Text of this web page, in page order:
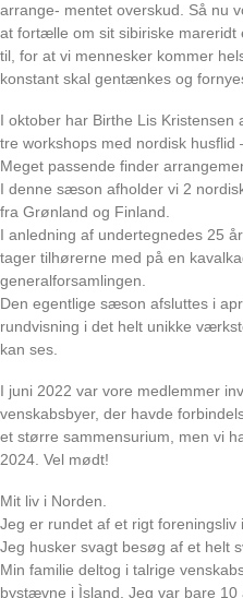
arrange- mentet overskud. Så nu
at fortælle om sit sibiriske
til, for at vi mennesker kommer
konstant skal gentænkes og
I oktober har Birthe Lis
tre workshops med nordisk
Meget passende finder
I denne sæson afholder vi 2
fra Grønland og Finland.
I anledning af undertegnedes 25
tager tilhørerne med på en
generalforsamlingen.
Den egentlige sæson afsluttes i
rundvisning i det helt unikke
kan ses.
I juni 2022 var vore medlemmer
venskabsbyer, der havde
et større sammensurium, men vi
2024. Vel mødt!
Mit liv i Norden.
Jeg er rundet af et rigt
Jeg husker svagt besøg af et helt
Min familie deltog i talrige
bystævne i Ìsland. Jeg var bare